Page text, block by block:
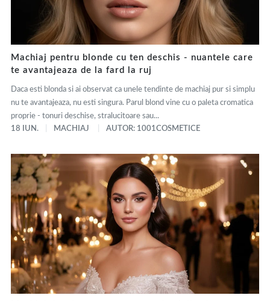
Machiaj pentru blonde cu ten deschis - nuantele care
te avantajeaza de la fard la ruj
Daca esti blonda si ai observat ca unele tendinte de machiaj pur si simplu
nu te avantajeaza, nu esti singura. Parul blond vine cu o paleta cromatica
proprie - tonuri deschise, stralucitoare sau...
18 IUN.
MACHIAJ AUTOR: 1001COSMETICE